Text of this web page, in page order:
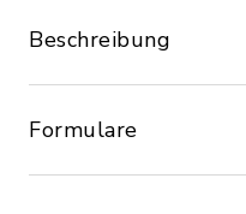
Beschreibung
Formulare